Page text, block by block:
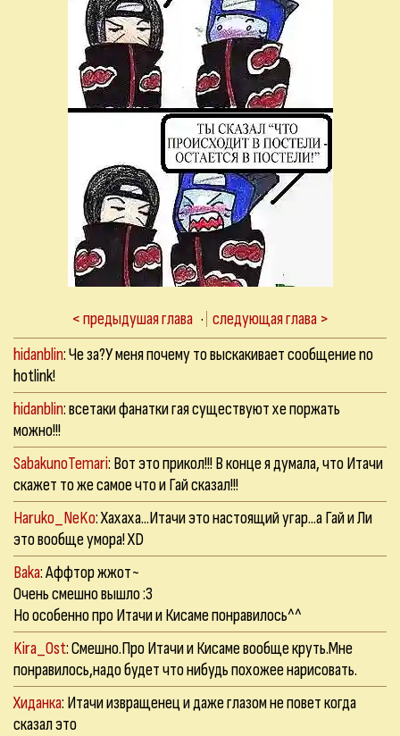
< предыдушая глава · следующая глава >
hidanblin: Че за?У меня почему то выскакивает сообщение no
hotlink!
hidanblin: всетаки фанатки гая существуют хе поржать
можно!!!
SabakunoTemari: Вот это прикол!!! В конце я думала, что Итачи
скажет то же самое что и Гай сказал!!!
Haruko_NeKo: Хахаха...Итачи это настоящий угар...а Гай и Ли
это вообще умора! ХD
Baka: Аффтор жжот~
Очень смешно вышло :3
Но особенно про Итачи и Кисаме понравилось^^
Kira_Ost: Смешно.Про Итачи и Кисаме вообще круть.Мне
понравилось,надо будет что нибудь похожее нарисовать.
Хиданка: Итачи извращенец и даже глазом не повет когда
сказал это